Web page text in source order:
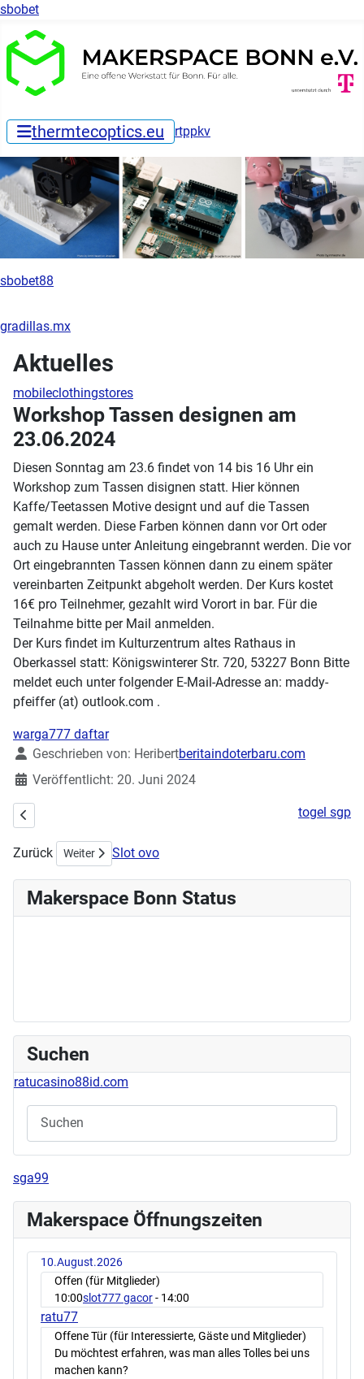
sbobet
thermtecoptics.eu rtppkv
sbobet88
Aktuelles
mobileclothingstores
Workshop Tassen designen am
23.06.2024
Diesen Sonntag am 23.6 findet von 14 bis 16 Uhr ein
Workshop zum Tassen disignen statt. Hier können
Kaffe/Teetassen Motive designt und auf die Tassen
gemalt werden. Diese Farben können dann vor Ort oder
auch zu Hause unter Anleitung eingebrannt werden. Die vor
Ort eingebrannten Tassen können dann zu einem später
vereinbarten Zeitpunkt abgeholt werden. Der Kurs kostet
16€ pro Teilnehmer, gezahlt wird Vorort in bar. Für die
Teilnahme bitte per Mail anmelden.
Der Kurs findet im Kulturzentrum altes Rathaus in
Oberkassel statt: Königswinterer Str. 720, 53227 Bonn Bitte
meldet euch unter folgender E-Mail-Adresse an: maddy-
pfeiffer (at) outlook.com .
warga777 daftar
DetailsGeschrieben von: Heribertberitaindoterbaru.com
Veröffentlicht: 20. Juni 2024
Vorheriger Beitrag: Workshop Schmuck und Patches am 23.06.2024
togel sgp
Zurück Nächster Beitrag: Stick- & Nähworkshop am 02.06.2024
Weiter Slot ovo
gradillas.mx
Makerspace Bonn Status
Suchen
ratucasino88id.com
sga99
Makerspace Öffnungszeiten
10.August.2026
Offen (für Mitglieder)
10:00slot777 gacor- 14:00
ratu77
Offene Tür (für Interessierte, Gäste und Mitglieder)
Du möchtest erfahren, was man alles Tolles bei uns
machen kann?